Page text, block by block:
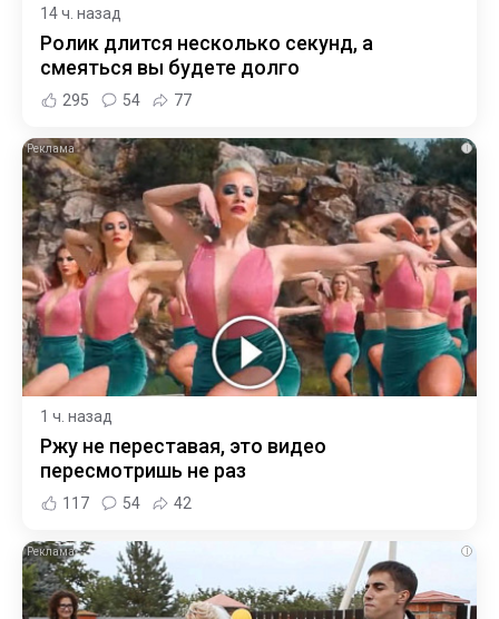
14 ч. назад
Ролик длится несколько секунд, а
смеяться вы будете долго
295 54 77
i
1 ч. назад
Ржу не переставая, это видео
пересмотришь не раз
117 54 42
i